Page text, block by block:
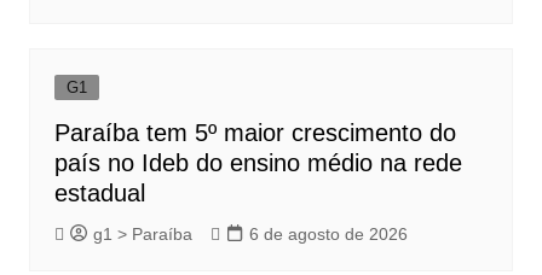
G1
Paraíba tem 5º maior crescimento do
país no Ideb do ensino médio na rede
estadual
g1 > Paraíba 6 de agosto de 2026